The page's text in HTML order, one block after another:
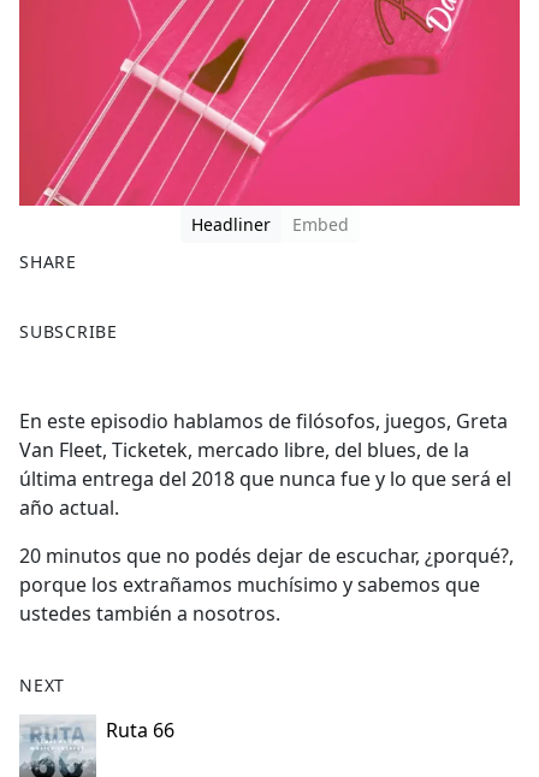
Headliner
Embed
SHARE
a
b
o
o
k
SUBSCRIBE
En este episodio hablamos de filósofos, juegos, Greta
Van Fleet, Ticketek, mercado libre, del blues, de la
última entrega del 2018 que nunca fue y lo que será el
año actual.
20 minutos que no podés dejar de escuchar, ¿porqué?,
porque los extrañamos muchísimo y sabemos que
ustedes también a nosotros.
NEXT
Ruta 66